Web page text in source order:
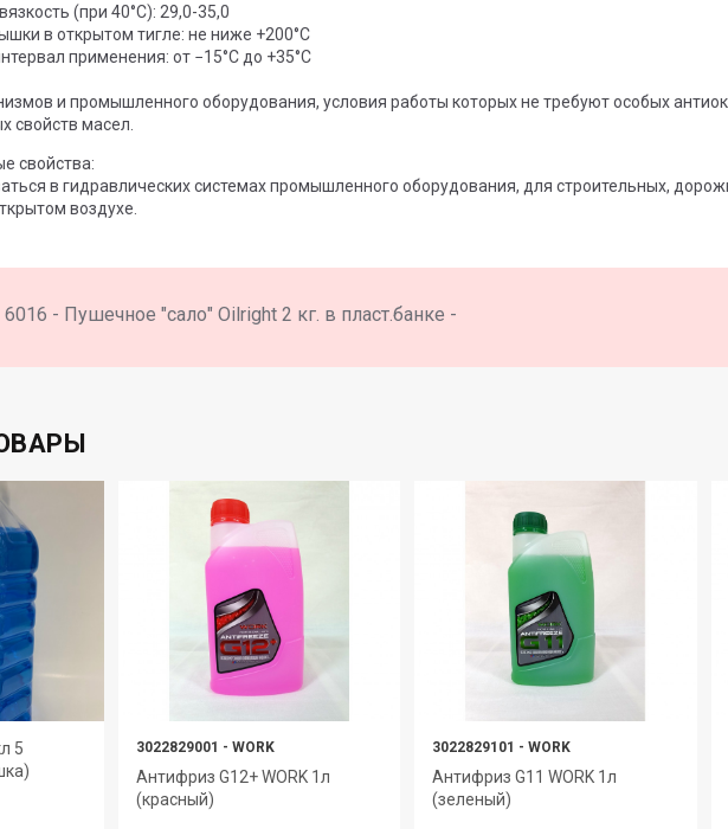
(при 40°С): 29,0-35,0
в открытом тигле: не ниже +200°С
применения: от −15°C до +35°C
и промышленного оборудования, условия работы которых не требуют особых
свойств масел.
свойства:
в гидравлических системах промышленного оборудования, для строительных,
воздухе.
6016 - Пушечное "сало" Оilright 2 кг. в пласт.банке -
5
3022829001 - WORK
Антифриз G12+ WORK 1л
(красный)
3022829101 - WORK
Антифриз G11 WORK 1л
(зеленый)